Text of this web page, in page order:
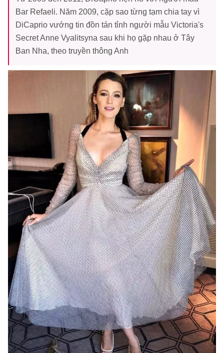
Bar Refaeli. Năm 2009, cặp sao từng tạm chia tay vì
DiCaprio vướng tin đồn tán tỉnh người mẫu Victoria's
Secret Anne Vyalitsyna sau khi họ gặp nhau ở Tây
Ban Nha, theo truyền thông Anh